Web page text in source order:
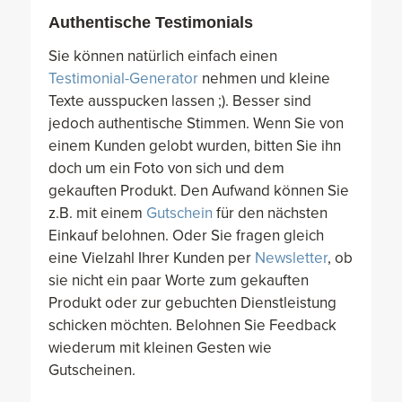
Authentische Testimonials
Sie können natürlich einfach einen
Testimonial-Generatornehmen und kleine
Texte ausspucken lassen ;). Besser sind
jedoch authentische Stimmen. Wenn Sie von
einem Kunden gelobt wurden, bitten Sie ihn
doch um ein Foto von sich und dem
gekauften Produkt. Den Aufwand können Sie
z.B. mit einem Gutschein für den nächsten
Einkauf belohnen. Oder Sie fragen gleich
eine Vielzahl Ihrer Kunden per Newsletter, ob
sie nicht ein paar Worte zum gekauften
Produkt oder zur gebuchten Dienstleistung
schicken möchten. Belohnen Sie Feedback
wiederum mit kleinen Gesten wie
Gutscheinen.